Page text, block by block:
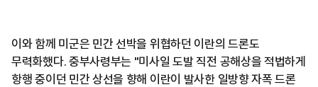
이와 함께 미군은 민간 선박을 위협하던 이란의 드론도
무력화했다. 중부사령부는 "미사일 도발 직전 공해상을 적법하게
항행 중이던 민간 상선을 향해 이란이 발사한 일방향 자폭 드론